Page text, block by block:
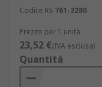
Codice RS 761-3280
Prezzo per 1 unità
23,52 €(IVA esclusa)
Quantità